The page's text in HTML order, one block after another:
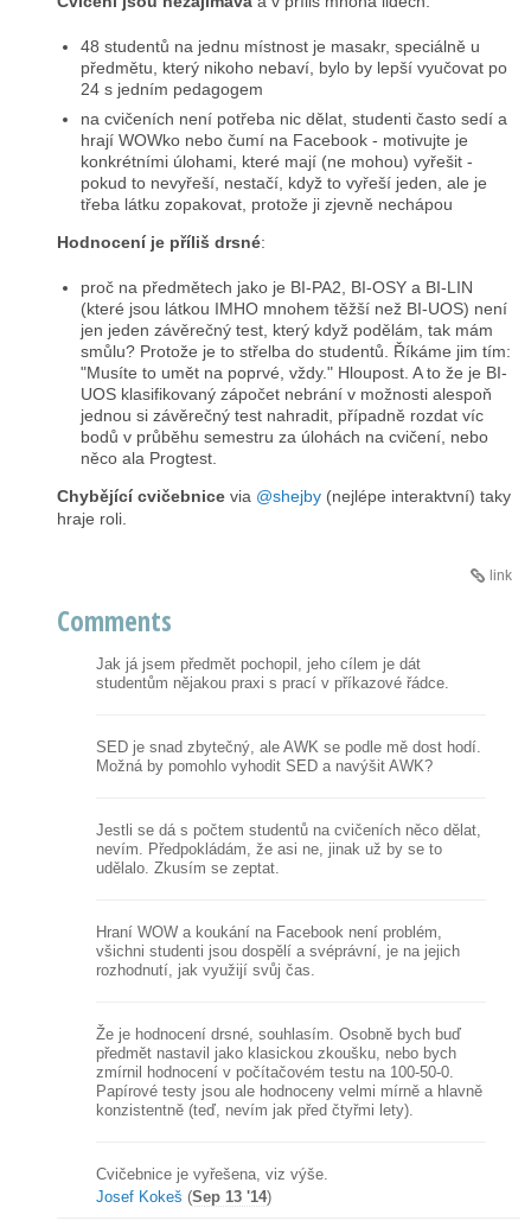
48 studentů na jednu místnost je masakr, speciálně u
předmětu, který nikoho nebaví, bylo by lepší vyučovat po
24 s jedním pedagogem
na cvičeních není potřeba nic dělat, studenti často sedí a
hrají WOWko nebo čumí na Facebook - motivujte je
konkrétními úlohami, které mají (ne mohou) vyřešit -
pokud to nevyřeší, nestačí, když to vyřeší jeden, ale je
třeba látku zopakovat, protože ji zjevně nechápou
Hodnocení je příliš drsné:
proč na předmětech jako je BI-PA2, BI-OSY a BI-LIN
(které jsou látkou IMHO mnohem těžší než BI-UOS) není
jen jeden závěrečný test, který když podělám, tak mám
smůlu? Protože je to střelba do studentů. Říkáme jim tím:
"Musíte to umět na poprvé, vždy." Hloupost. A to že je BI-
UOS klasifikovaný zápočet nebrání v možnosti alespoň
jednou si závěrečný test nahradit, případně rozdat víc
bodů v průběhu semestru za úlohách na cvičení, nebo
něco ala Progtest.
Chybějící cvičebnice via @shejby (nejlépe interaktvní) taky
hraje roli.
link
Comments
Jak já jsem předmět pochopil, jeho cílem je dát
studentům nějakou praxi s prací v příkazové řádce.
SED je snad zbytečný, ale AWK se podle mě dost hodí.
Možná by pomohlo vyhodit SED a navýšit AWK?
Jestli se dá s počtem studentů na cvičeních něco dělat,
nevím. Předpokládám, že asi ne, jinak už by se to
udělalo. Zkusím se zeptat.
Hraní WOW a koukání na Facebook není problém,
všichni studenti jsou dospělí a svéprávní, je na jejich
rozhodnutí, jak využijí svůj čas.
Že je hodnocení drsné, souhlasím. Osobně bych buď
předmět nastavil jako klasickou zkoušku, nebo bych
zmírnil hodnocení v počítačovém testu na 100-50-0.
Papírové testy jsou ale hodnoceny velmi mírně a hlavně
konzistentně (teď, nevím jak před čtyřmi lety).
Cvičebnice je vyřešena, viz výše.
Josef Kokeš (Sep 13 '14)